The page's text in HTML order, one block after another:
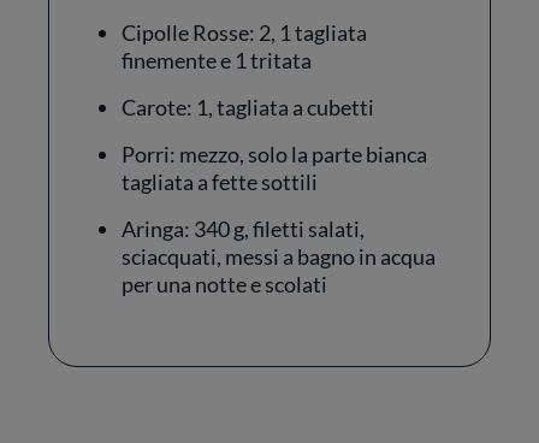
Cipolle Rosse: 2, 1 tagliata
finemente e 1 tritata
Carote: 1, tagliata a cubetti
Porri: mezzo, solo la parte bianca
tagliata a fette sottili
Aringa: 340 g, filetti salati,
sciacquati, messi a bagno in acqua
per una notte e scolati